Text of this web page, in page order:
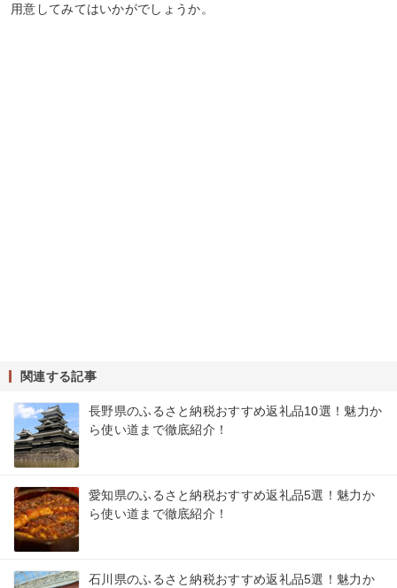
用意してみてはいかがでしょうか。
関連する記事
長野県のふるさと納税おすすめ返礼品10選！魅力か
ら使い道まで徹底紹介！
愛知県のふるさと納税おすすめ返礼品5選！魅力か
ら使い道まで徹底紹介！
石川県のふるさと納税おすすめ返礼品5選！魅力か